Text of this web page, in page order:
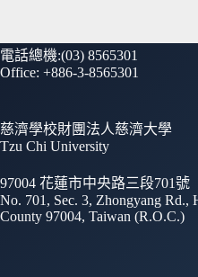
電話總機:(03) 8565301
Office: +886-3-8565301
慈濟學校財團法人慈濟大學
Tzu Chi University
97004 花蓮市中央路三段701號
No. 701, Sec. 3, Zhongyang Rd.,
County 97004, Taiwan (R.O.C.)